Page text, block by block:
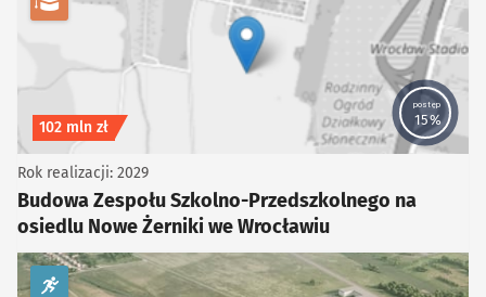
kategoria Edukacja i kultura
postęp
15%
Koszt inwestycji
102 mln zł
Budowa Zespołu Szkolno-Przedszkolnego na
osiedlu Nowe Żerniki we Wrocławiu
Rok realizacji: 2029